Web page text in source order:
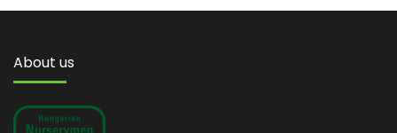
About us